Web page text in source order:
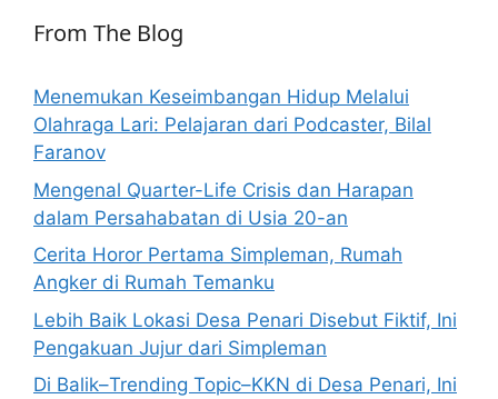
From The Blog
Menemukan Keseimbangan Hidup Melalui
Olahraga Lari: Pelajaran dari Podcaster, Bilal
Faranov
Mengenal Quarter-Life Crisis dan Harapan
dalam Persahabatan di Usia 20-an
Cerita Horor Pertama Simpleman, Rumah
Angker di Rumah Temanku
Lebih Baik Lokasi Desa Penari Disebut Fiktif, Ini
Pengakuan Jujur dari Simpleman
Di Balik–Trending Topic–KKN di Desa Penari, Ini